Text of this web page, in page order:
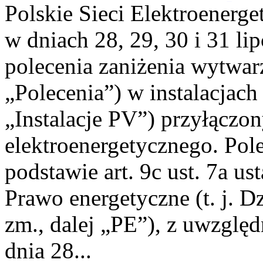
Polskie Sieci
w dniach 28, 29, 30 i 31
polecenia zaniżenia
„Polecenia”) w
„Instalacje PV”)
elektroenergetycznego.
podstawie art. 9c ust. 7a
Prawo energetyczne (t. j.
zm., dalej „PE”), z
dnia 28...